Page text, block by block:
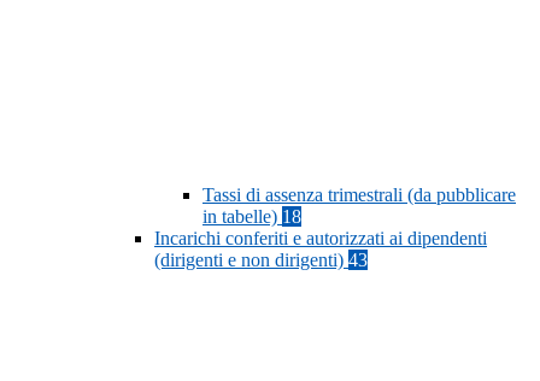
Tassi di assenza trimestrali (da pubblicare
in tabelle) 18
Incarichi conferiti e autorizzati ai dipendenti
(dirigenti e non dirigenti) 43